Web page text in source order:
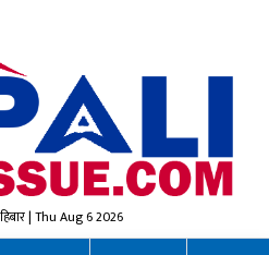
| Thu Aug 6 2026